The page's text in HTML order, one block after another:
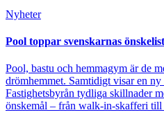
Nyheter
Pool toppar svenskarnas
Pool, bastu och hemmagym är de
drömhemmet. Samtidigt visar en
Fastighetsbyrån tydliga skillnader
önskemål – från walk-in-skafferi till